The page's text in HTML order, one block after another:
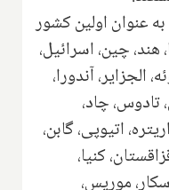
عنوان اولین کشور
چین، اسرائیل،
الجزایر، آندورا،
تادوس، چاد،
اتیوپی، گابن،
کنیا،
موریس،